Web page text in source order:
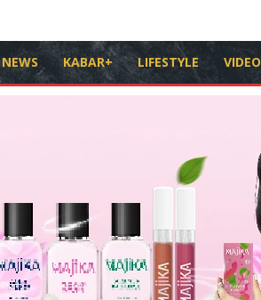
NEWS KABAR+ LIFESTYLE VIDEO